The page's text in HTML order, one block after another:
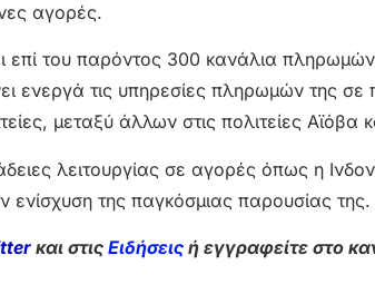
αγορές.
επί του παρόντος 300 κανάλια
ενεργά τις υπηρεσίες πληρωμών της σε
μεταξύ άλλων στις πολιτείες Αϊόβα
λειτουργίας σε αγορές όπως η
ενίσχυση της παγκόσμιας παρουσίας της.
και στις Ειδήσεις ή εγγραφείτε στο